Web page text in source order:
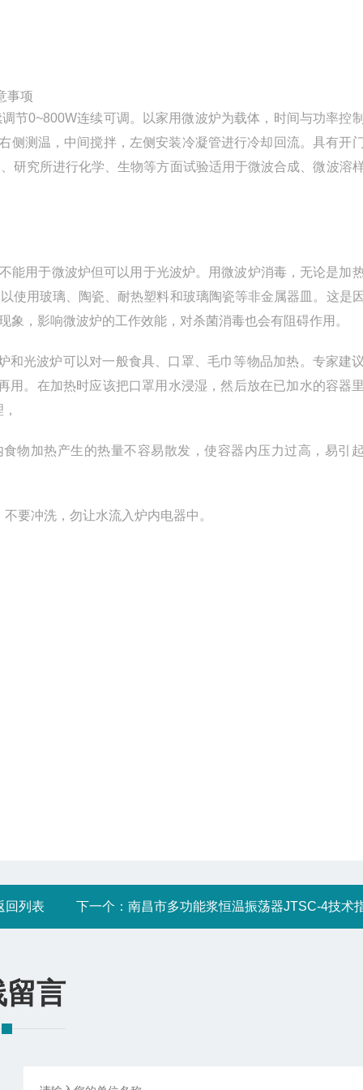
事项
节0~800W连续可调。以家用微波炉为载体，时间与功率控
测温，中间搅拌，左侧安装冷凝管进行冷却回流。具有开
研究所进行化学、生物等方面试验适用于微波合成、微波溶
能用于微波炉但可以用于光波炉。用微波炉消毒，无论是加
使用玻璃、陶瓷、耐热塑料和玻璃陶瓷等非金属器皿。这是
，影响微波炉的工作效能，对杀菌消毒也会有阻碍作用。
光波炉可以对一般食具、口罩、毛巾等物品加热。专家建
。在加热时应该把口罩用水浸湿，然后放在已加水的容器
物加热产生的热量不容易散发，使容器内压力过高，易引
要冲洗，勿让水流入炉内电器中。
回列表 下一个： 南昌市多功能浆恒温振荡器JTSC-4技术
言